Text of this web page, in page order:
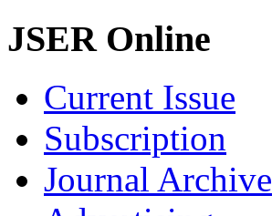
JSER Online
Current Issue
Subscription
Journal Archive